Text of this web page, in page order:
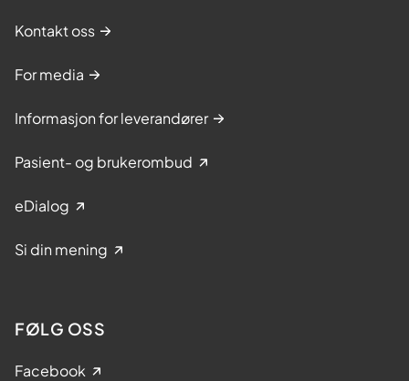
Kontakt oss
For media
Informasjon for leverandører
Pasient- og brukerombud
eDialog
Si din mening
FØLG OSS
Facebook